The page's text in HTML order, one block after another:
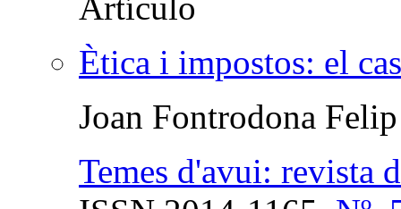
Ètica i impostos: el
Joan Fontrodona Felip
Temes d'avui: revista